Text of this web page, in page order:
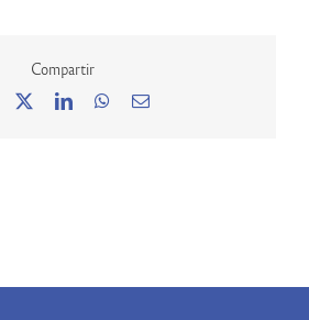
Compartir
Facebook LinkedInWhatsApp
Correo